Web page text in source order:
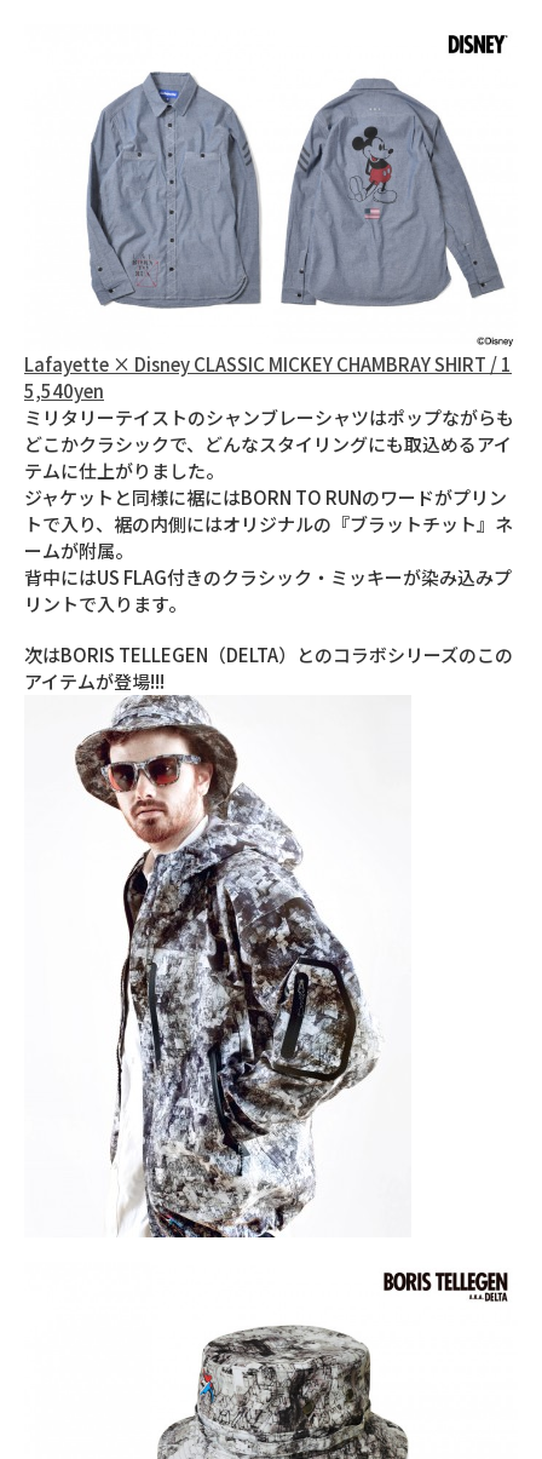
Lafayette × Disney CLASSIC MICKEY CHAMBRAY SHIRT / 1
5,540yen
ミリタリーテイストのシャンブレーシャツはポップながらも
どこかクラシックで、どんなスタイリングにも取込めるアイ
テムに仕上がりました。
ジャケットと同様に裾にはBORN TO RUNのワードがプリン
トで入り、裾の内側にはオリジナルの『ブラットチット』ネ
ームが附属。
背中にはUS FLAG付きのクラシック・ミッキーが染み込みプ
リントで入ります。
次はBORIS TELLEGEN（DELTA）とのコラボシリーズのこの
アイテムが登場!!!